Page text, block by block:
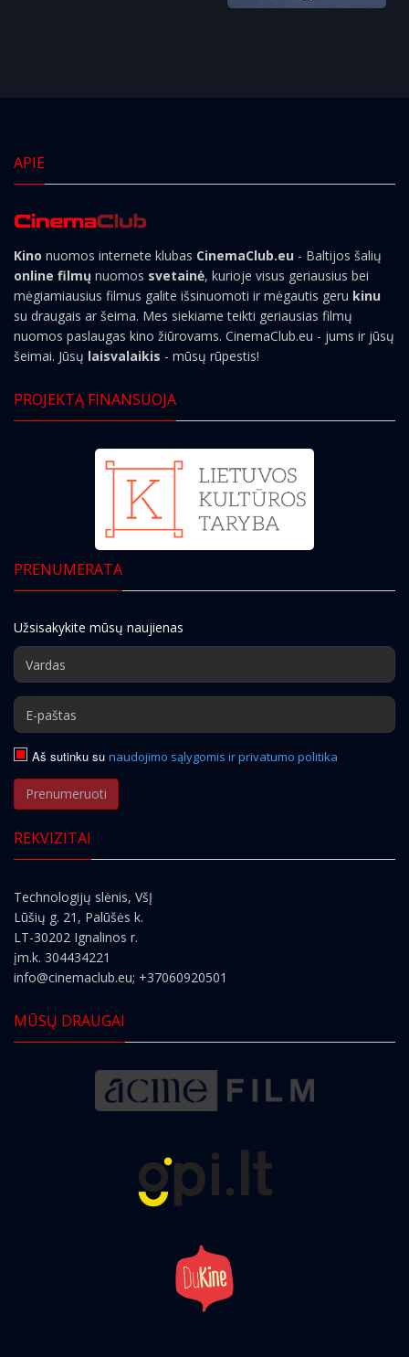
APIE
Kino nuomos internete klubas CinemaClub.eu - Baltijos šalių
online filmų nuomos svetainė, kurioje visus geriausius bei
mėgiamiausius filmus galite išsinuomoti ir mėgautis geru kinu
su draugais ar šeima. Mes siekiame teikti geriausias filmų
nuomos paslaugas kino žiūrovams. CinemaClub.eu - jums ir jūsų
šeimai. Jūsų laisvalaikis - mūsų rūpestis!
PROJEKTĄ FINANSUOJA
PRENUMERATA
Užsisakykite mūsų naujienas
Aš sutinku su naudojimo sąlygomis ir privatumo politika
Prenumeruoti
REKVIZITAI
Technologijų slėnis, VšĮ
Lūšių g. 21, Palūšės k.
LT-30202 Ignalinos r.
įm.k. 304434221
info@cinemaclub.eu; +37060920501
MŪSŲ DRAUGAI